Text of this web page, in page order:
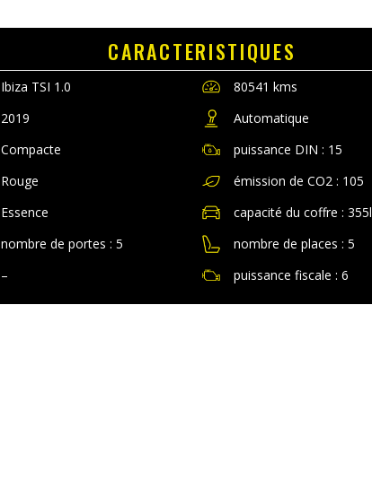
CARACTERISTIQUES
Ibiza TSI 1.0
80541 kms
2019
Automatique
Compacte
puissance DIN : 15
Rouge
émission de CO2 : 105
Essence
capacité du coffre : 355l
nombre de portes : 5
nombre de places : 5
–
puissance fiscale : 6